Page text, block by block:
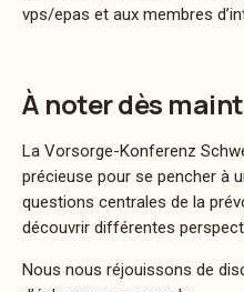
vps/epas et aux membres
À noter dès
La Vorsorge-Konferenz
précieuse pour se pencher à
questions centrales de la
découvrir différentes
Nous nous réjouissons de